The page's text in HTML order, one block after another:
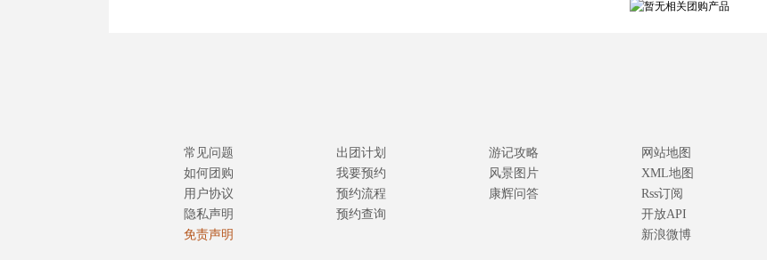
常见问题
如何团购
用户协议
隐私声明
免责声明
出团计划
我要预约
预约流程
预约查询
游记攻略
风景图片
康辉问答
网站地图
XML地图
Rss订阅
开放API
新浪微博